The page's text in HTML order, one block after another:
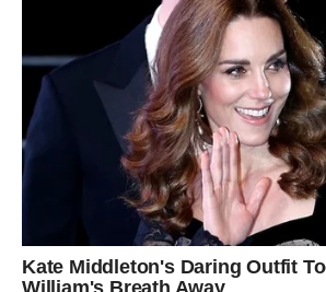
nebeskom zaštitom.
Ovaj znak postaje magnet za dobre
ljubavne promene i novac. Sve što
univerzum mu konačno vraća sve što je
Šta Jarca štiti i blagosilja:
Finansijski preporod– novac stiže
ulaganja se isplate, ponuda menja